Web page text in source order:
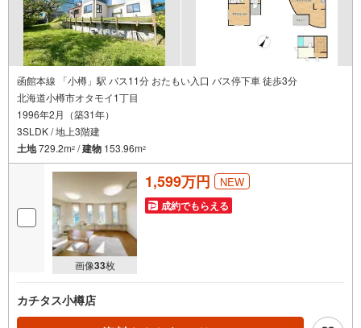
函館本線 「小樽」駅 バス11分 おたもい入口 バス停下車 徒歩3分
北海道小樽市オタモイ1丁目
1996年2月（築31年）
3SLDK / 地上3階建
土地729.2m2 /建物 153.96m2
画像33枚
1,599万円 NEW
成約でもらえる
カチタス小樽店